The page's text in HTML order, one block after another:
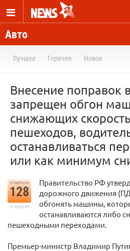
Авто
Лучшее Горячее Новое
Внесение поправок
запрещен обгон
снижающих
пешеходов,
останавливаться
или как минимум
отметили
128
в архиве
Правительство РФ
дорожного движения
обгонять машины,
останавливаются либо
пешеходными переходами.
Премьер-министр Владимир